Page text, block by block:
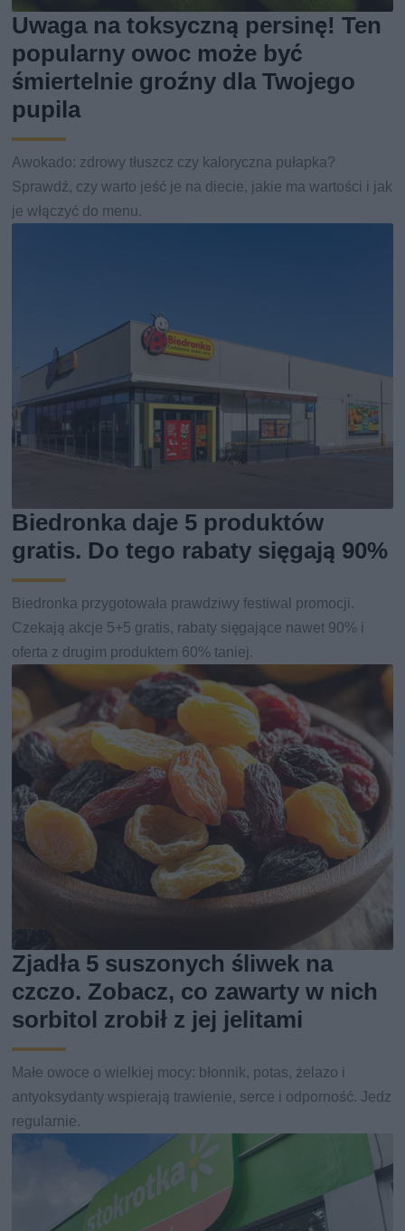
Uwaga na toksyczną persinę! Ten
popularny owoc może być
śmiertelnie groźny dla Twojego
pupila
Awokado: zdrowy tłuszcz czy kaloryczna pułapka?
Sprawdź, czy warto jeść je na diecie, jakie ma wartości i jak
je włączyć do menu.
Biedronka daje 5 produktów
gratis. Do tego rabaty sięgają 90%
Biedronka przygotowała prawdziwy festiwal promocji.
Czekają akcje 5+5 gratis, rabaty sięgające nawet 90% i
oferta z drugim produktem 60% taniej.
Zjadła 5 suszonych śliwek na
czczo. Zobacz, co zawarty w nich
sorbitol zrobił z jej jelitami
Małe owoce o wielkiej mocy: błonnik, potas, żelazo i
antyoksydanty wspierają trawienie, serce i odporność. Jedz
regularnie.